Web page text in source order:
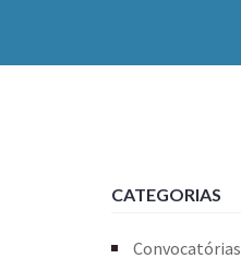
CATEGORIAS
Convocatórias